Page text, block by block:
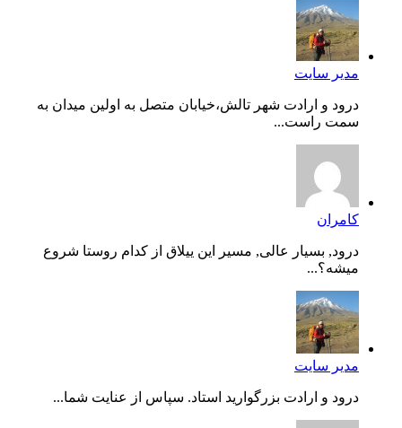
مدیر سایت
درود و ارادت شهر تالش،خیابان متصل به اولین میدان به
سمت راست...
کامران
درود, بسیار عالی, مسیر این ییلاق از کدام روستا شروع
میشه؟...
مدیر سایت
درود و ارادت بزرگوارید استاد. سپاس از عنایت شما...